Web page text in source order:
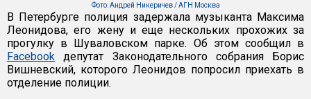
Фото: Андрей Никеричев / АГН Москва
В Петербурге полиция задержала музыканта Максима
Леонидова, его жену и еще нескольких прохожих за
прогулку в Шуваловском парке. Об этом сообщил в
Facebook депутат Законодательного собрания Борис
Вишневский, которого Леонидов попросил приехать в
отделение полиции.